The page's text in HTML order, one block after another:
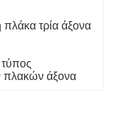
πλάκα τρία άξονα
τύπος
πλακών άξονα